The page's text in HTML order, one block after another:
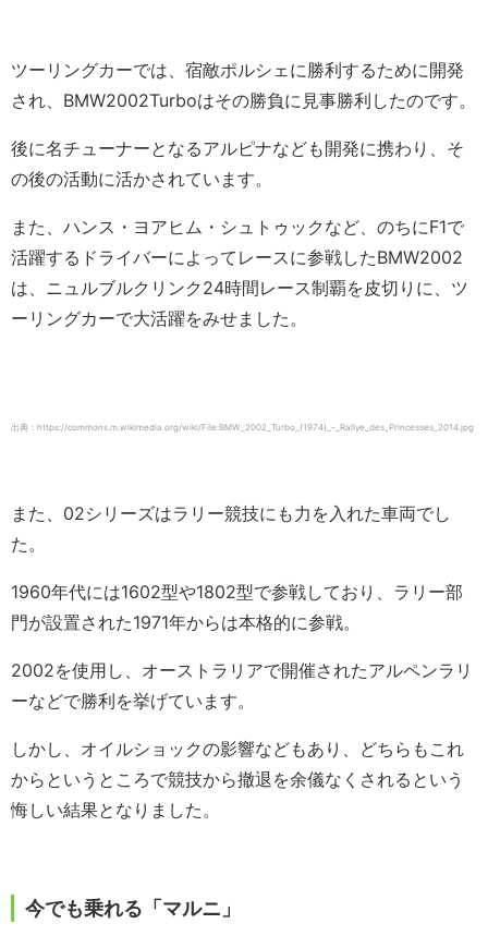
ツーリングカーでは、宿敵ポルシェに勝利するために開発
され、BMW2002Turboはその勝負に見事勝利したのです。
後に名チューナーとなるアルピナなども開発に携わり、そ
の後の活動に活かされています。
また、ハンス・ヨアヒム・シュトゥックなど、のちにF1で
活躍するドライバーによってレースに参戦したBMW2002
は、ニュルブルクリンク24時間レース制覇を皮切りに、ツ
ーリングカーで大活躍をみせました。
出典：https://commons.m.wikimedia.org/wiki/File:BMW_2002_Turbo_(1974)_-_Rallye_des_Princesses_2014.jpg
また、02シリーズはラリー競技にも力を入れた車両でし
た。
1960年代には1602型や1802型で参戦しており、ラリー部
門が設置された1971年からは本格的に参戦。
2002を使用し、オーストラリアで開催されたアルペンラリ
ーなどで勝利を挙げています。
しかし、オイルショックの影響などもあり、どちらもこれ
からというところで競技から撤退を余儀なくされるという
悔しい結果となりました。
今でも乗れる「マルニ」